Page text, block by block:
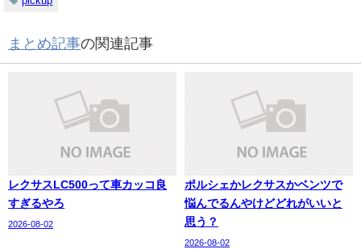
まとめ記事の関連記事
レクサスLC500って車カッコ良
すぎるやろ
2026-08-02
ポルシェかレクサスかベンツで
悩んでるんやけどどれがいいと
思う？
2026-08-02